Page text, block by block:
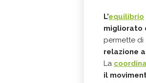
L’equilibrio
migliorato
permette di
relazione
La
il